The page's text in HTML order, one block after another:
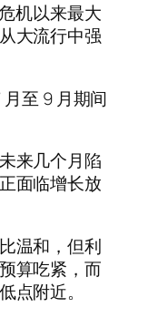
机以来最大
大流行中强
至 9 月期间
来几个月陷
面临增长放
温和，但利
算吃紧，而
点附近。